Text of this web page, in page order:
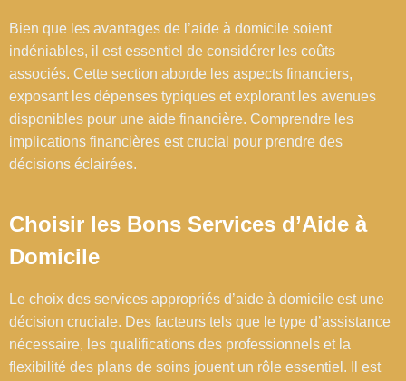
Bien que les avantages de l’aide à domicile soient
indéniables, il est essentiel de considérer les coûts
associés. Cette section aborde les aspects financiers,
exposant les dépenses typiques et explorant les avenues
disponibles pour une aide financière. Comprendre les
implications financières est crucial pour prendre des
décisions éclairées.
Choisir les Bons Services d’Aide à
Domicile
Le choix des services appropriés d’aide à domicile est une
décision cruciale. Des facteurs tels que le type d’assistance
nécessaire, les qualifications des professionnels et la
flexibilité des plans de soins jouent un rôle essentiel. Il est